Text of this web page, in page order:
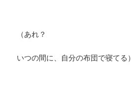
（あれ？
いつの間に、自分の布団で寝てる）